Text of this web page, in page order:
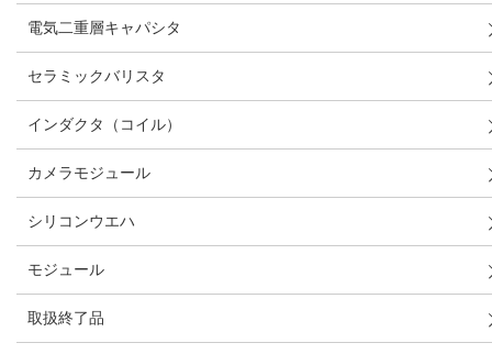
電気二重層キャパシタ
セラミックバリスタ
インダクタ（コイル）
カメラモジュール
シリコンウエハ
モジュール
取扱終了品